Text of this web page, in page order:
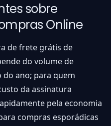
sobre
Online
de frete grátis de
do volume de
do ano; para quem
da assinatura
pela economia
compras esporádicas